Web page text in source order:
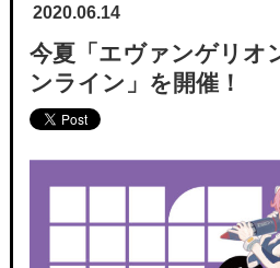
2020.06.14
今夏「エヴァンゲリオ
ンライン」を開催！